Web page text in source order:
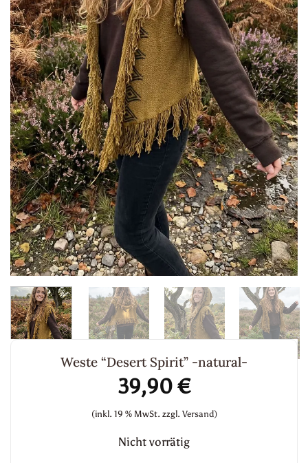
Weste “Desert Spirit” -natural-
39,90€
(inkl. 19 % MwSt. zzgl. Versand)
Nicht vorrätig